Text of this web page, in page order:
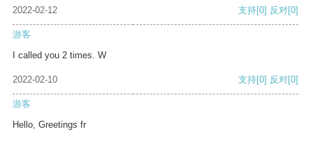
2022-02-12 支持[0] 反对[0]
游客
I called you 2 times. W
2022-02-10 支持[0] 反对[0]
游客
Hello, Greetings fr